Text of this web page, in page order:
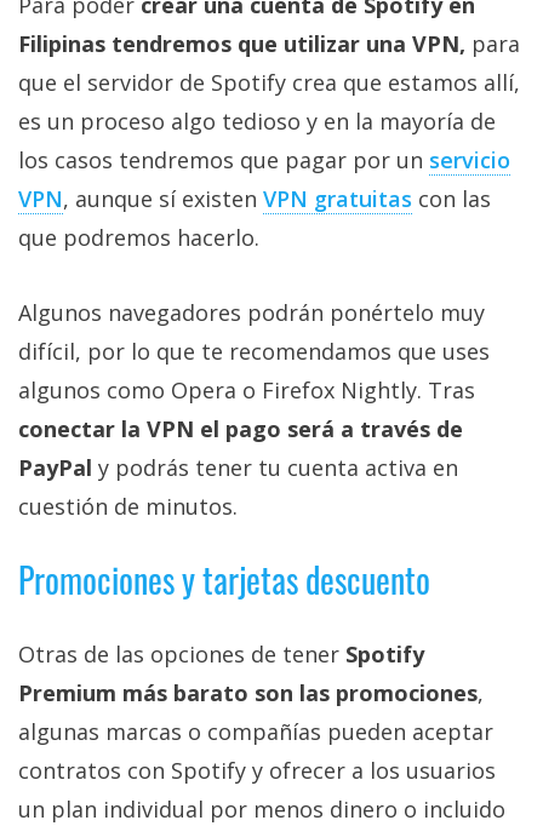
Filipinas tendremos que utilizar una VPN, para
que el servidor de Spotify crea que estamos allí,
es un proceso algo tedioso y en la mayoría de
los casos tendremos que pagar por un servicio
VPN, aunque sí existen VPN gratuitas con las
que podremos hacerlo.
Algunos navegadores podrán ponértelo muy
difícil, por lo que te recomendamos que uses
algunos como Opera o Firefox Nightly. Tras
conectar la VPN el pago será a través de
PayPal y podrás tener tu cuenta activa en
cuestión de minutos.
Promociones y tarjetas descuento
Otras de las opciones de tener Spotify
Premium más barato son las promociones,
algunas marcas o compañías pueden aceptar
contratos con Spotify y ofrecer a los usuarios
un plan individual por menos dinero o incluido